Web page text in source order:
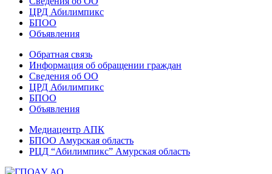
ЦРД Абилимпикс
БПОО
Объявления
Обратная связь
Информация об обращении граждан
Сведения об ОО
ЦРД Абилимпикс
БПОО
Объявления
Медиацентр АПК
БПОО Амурская область
РЦД “Абилимпикс” Амурская область